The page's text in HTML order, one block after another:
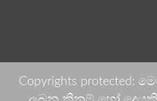
Copyrights